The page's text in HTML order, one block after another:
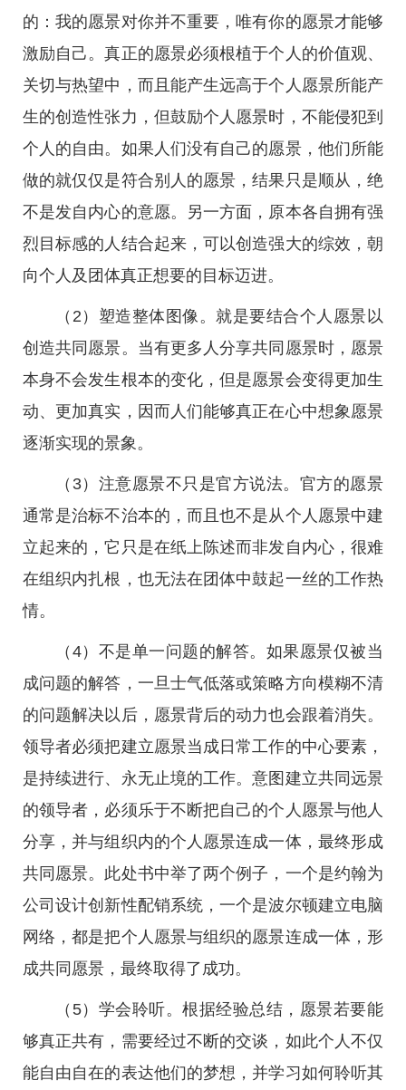
的：我的愿景对你并不重要，唯有你的愿景才能够
激励自己。真正的愿景必须根植于个人的价值观、
关切与热望中，而且能产生远高于个人愿景所能产
生的创造性张力，但鼓励个人愿景时，不能侵犯到
个人的自由。如果人们没有自己的愿景，他们所能
做的就仅仅是符合别人的愿景，结果只是顺从，绝
不是发自内心的意愿。另一方面，原本各自拥有强
烈目标感的人结合起来，可以创造强大的综效，朝
向个人及团体真正想要的目标迈进。
（2）塑造整体图像。就是要结合个人愿景以
创造共同愿景。当有更多人分享共同愿景时，愿景
本身不会发生根本的变化，但是愿景会变得更加生
动、更加真实，因而人们能够真正在心中想象愿景
逐渐实现的景象。
（3）注意愿景不只是官方说法。官方的愿景
通常是治标不治本的，而且也不是从个人愿景中建
立起来的，它只是在纸上陈述而非发自内心，很难
在组织内扎根，也无法在团体中鼓起一丝的工作热
情。
（4）不是单一问题的解答。如果愿景仅被当
成问题的解答，一旦士气低落或策略方向模糊不清
的问题解决以后，愿景背后的动力也会跟着消失。
领导者必须把建立愿景当成日常工作的中心要素，
是持续进行、永无止境的工作。意图建立共同远景
的领导者，必须乐于不断把自己的个人愿景与他人
分享，并与组织内的个人愿景连成一体，最终形成
共同愿景。此处书中举了两个例子，一个是约翰为
公司设计创新性配销系统，一个是波尔顿建立电脑
网络，都是把个人愿景与组织的愿景连成一体，形
成共同愿景，最终取得了成功。
（5）学会聆听。根据经验总结，愿景若要能
够真正共有，需要经过不断的交谈，如此个人不仅
能自由自在的表达他们的梦想，并学习如何聆听其